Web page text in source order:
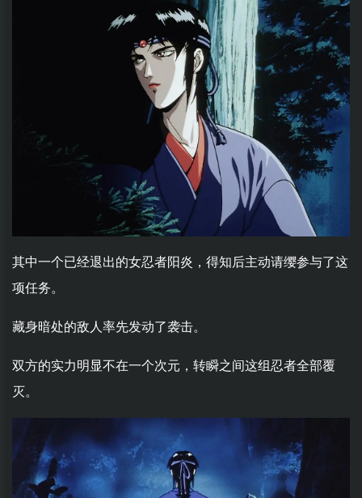
其中一个已经退出的女忍者阳炎，得知后主动请缨参与了这
项任务。
藏身暗处的敌人率先发动了袭击。
双方的实力明显不在一个次元，转瞬之间这组忍者全部覆
灭。